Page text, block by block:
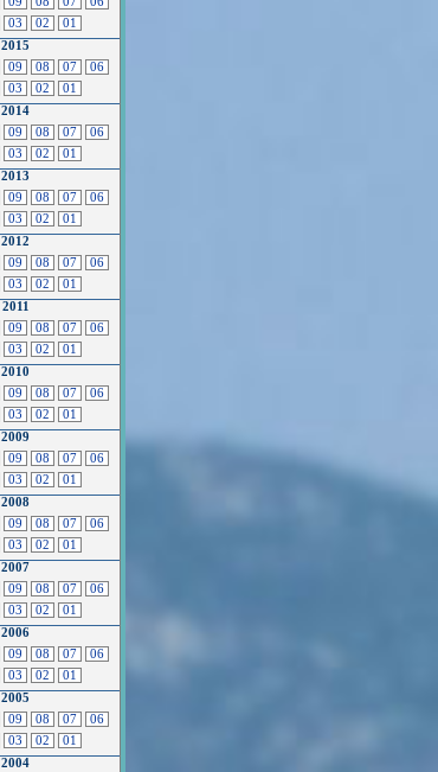
03 02
01
2015
09 08 07
06
03 02
01
2014
09 08 07
06
03 02
01
2013
09 08 07
06
03 02
01
2012
09 08 07
06
03 02
01
2011
09 08 07
06
03 02
01
2010
09 08 07
06
03 02
01
2009
09 08 07
06
03 02
01
2008
09 08 07
06
03 02
01
2007
09 08 07
06
03 02
01
2006
09 08 07
06
03 02
01
2005
09 08 07
06
03 02
01
2004